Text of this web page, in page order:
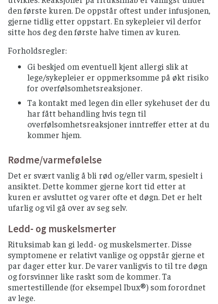
den første kuren. De oppstår oftest under infusjonen,
gjerne tidlig etter oppstart. En sykepleier vil derfor
sitte hos deg den første halve timen av kuren.
Forholdsregler:
Gi beskjed om eventuell kjent allergi slik at
lege/sykepleier er oppmerksomme på økt risiko
for overfølsomhetsreaksjoner.
Ta kontakt med legen din eller sykehuset der du
har fått behandling hvis tegn til
overfølsomhetsreaksjoner inntreffer etter at du
kommer hjem.
Rødme/varmefølelse
Det er svært vanlig å bli rød og/eller varm, spesielt i
ansiktet. Dette kommer gjerne kort tid etter at
kuren er avsluttet og varer ofte et døgn. Det er helt
ufarlig og vil gå over av seg selv.
Ledd- og muskelsmerter
Rituksimab kan gi ledd- og muskelsmerter. Disse
symptomene er relativt vanlige og oppstår gjerne et
par dager etter kur. De varer vanligvis to til tre døgn
og forsvinner like raskt som de kommer. Ta
smertestillende (for eksempel Ibux®) som forordnet
av lege.